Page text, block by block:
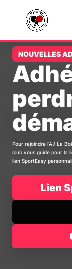
NOUVELLES
Pour rejoindre l’AJ La
club vous guide pour la
lien SportEasy
Lien